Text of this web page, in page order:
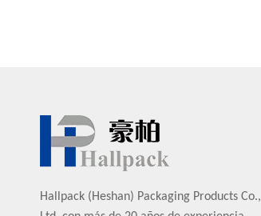
Hallpack (Heshan) Packaging Products Co.,